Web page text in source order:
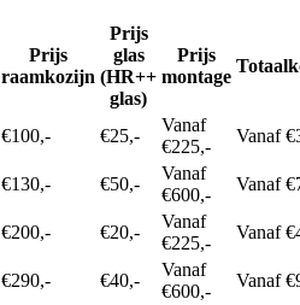
Prijs
raamkozijn
Prijs
glas
(HR++
glas)
Prijs
montage
€100,- €25,-
Vanaf
€225,-
Vanaf
€130,- €50,-
Vanaf
€600,-
Vanaf
€200,- €20,-
Vanaf
€225,-
Vanaf
€290,- €40,-
Vanaf
€600,-
Vanaf